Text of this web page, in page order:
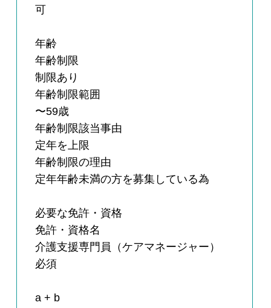
可
年齢
年齢制限
制限あり
年齢制限範囲
〜59歳
年齢制限該当事由
定年を上限
年齢制限の理由
定年年齢未満の方を募集している為
必要な免許・資格
免許・資格名
介護支援専門員（ケアマネージャー）
必須
a + b